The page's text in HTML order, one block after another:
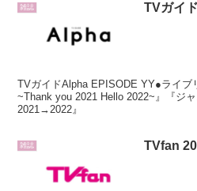
雑誌 TVガイ
TVガイドAlpha EPISODE YY●ライブ
~Thank you 2021 Hello 2022~』『ジ
2021→2022』
雑誌 TVfan